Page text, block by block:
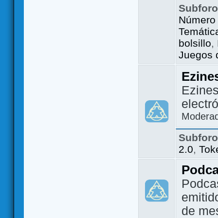
bolsillo,
Juegos
2.0,
de